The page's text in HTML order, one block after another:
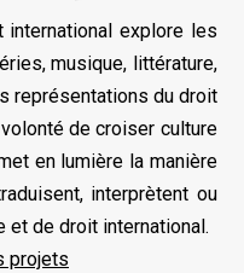
international explore les
musique, littérature,
représentations du droit
volonté de croiser culture
en lumière la manière
interprètent ou
et de droit international.
projets